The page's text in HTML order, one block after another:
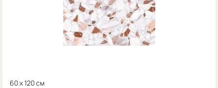
60 x 120 см